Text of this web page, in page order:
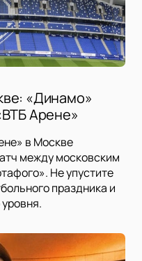
«Динамо»
Арене»
в Москве
между московским
Не упустите
праздника и